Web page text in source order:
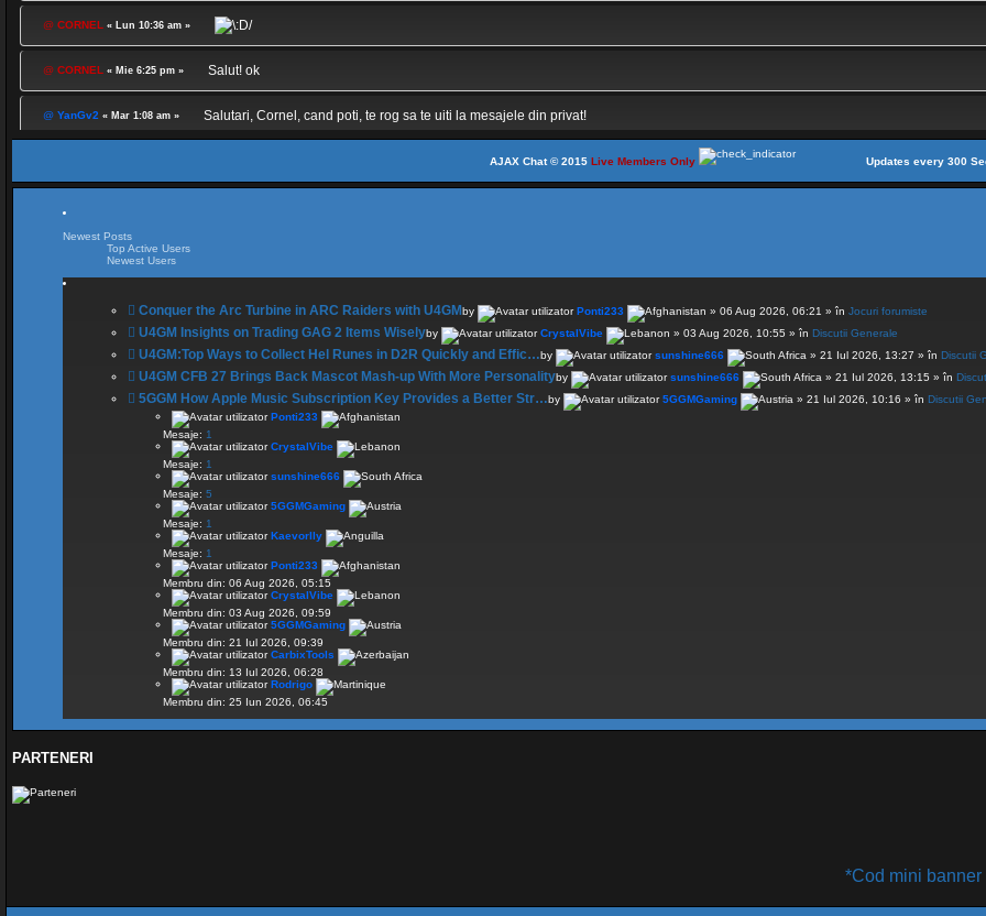
@ CORNEL « Lun 10:36 am »
@ CORNEL « Mie 6:25 pm » Salut! ok
@ YanGv2 « Mar 1:08 am » Salutari, Cornel, cand poti, te rog sa te uiti la mesajele din privat!
« Sâm 5:01 pm »
« Joi 3:11 pm »
« Joi 11:24 am » DNS
« Mar 11:02 pm »
« Mar 9:30 am » Sall
AJAX Chat © 2015 Live Members Only Updates every 300
Newest Posts
Top Active Users
Newest Users
Conquer the Arc Turbine in ARC Raiders with U4GMby Ponti233 » 06 Aug 2026, 06:21 » în Jocuri forumiste
U4GM Insights on Trading GAG 2 Items Wiselyby CrystalVibe » 03 Aug 2026, 10:55 » în Discutii Generale
U4GM:Top Ways to Collect Hel Runes in D2R Quickly and Effic…by sunshine666 » 21 Iul 2026, 13:27 » în Discutii
U4GM CFB 27 Brings Back Mascot Mash-up With More Personalityby sunshine666 » 21 Iul 2026, 13:15 » în
5GGM How Apple Music Subscription Key Provides a Better Str…by 5GGMGaming » 21 Iul 2026, 10:16 » în Discutii
Ponti233
Mesaje: 1
CrystalVibe
Mesaje: 1
sunshine666
Mesaje: 5
5GGMGaming
Mesaje: 1
Kaevorlly
Mesaje: 1
Ponti233
Membru din: 06 Aug 2026, 05:15
CrystalVibe
Membru din: 03 Aug 2026, 09:59
5GGMGaming
Membru din: 21 Iul 2026, 09:39
CarbixTools
Membru din: 13 Iul 2026, 06:28
Rodrigo
Membru din: 25 Iun 2026, 06:45
PARTENERI
*Cod mini banner